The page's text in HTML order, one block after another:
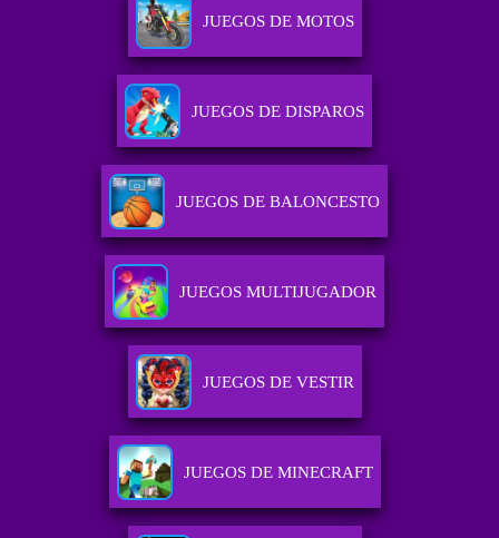
JUEGOS DE MOTOS
JUEGOS DE DISPAROS
JUEGOS DE BALONCESTO
JUEGOS MULTIJUGADOR
JUEGOS DE VESTIR
JUEGOS DE MINECRAFT